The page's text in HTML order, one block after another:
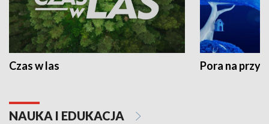
Czas w las Pora na
NAUKA I EDUKACJA